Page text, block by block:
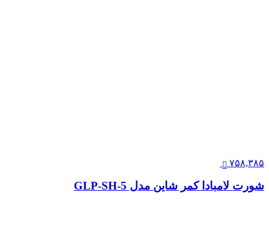
۷۵۸,۳۸۵
شورت لامبادا کمر شاین مدل GLP-SH-5